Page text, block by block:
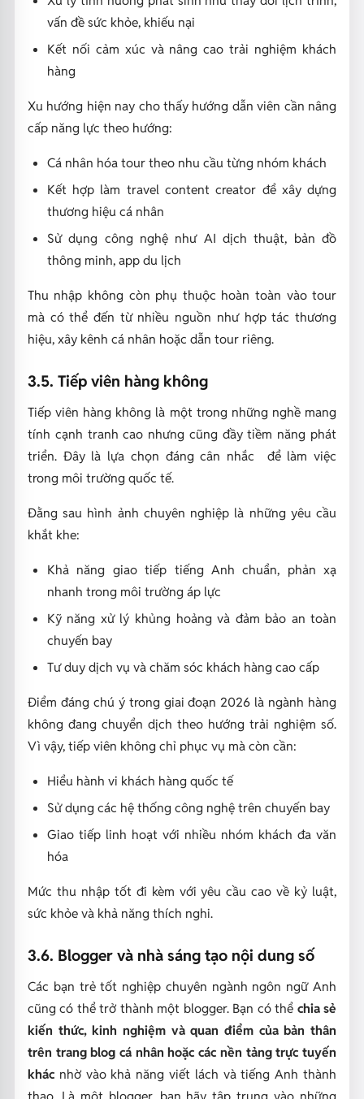
vấn đề sức khỏe, khiếu nại
Kết nối cảm xúc và nâng cao trải nghiệm khách
hàng
Xu hướng hiện nay cho thấy hướng dẫn viên cần nâng
cấp năng lực theo hướng:
Cá nhân hóa tour theo nhu cầu từng nhóm khách
Kết hợp làm travel content creator để xây dựng
thương hiệu cá nhân
Sử dụng công nghệ như AI dịch thuật, bản đồ
thông minh, app du lịch
Thu nhập không còn phụ thuộc hoàn toàn vào tour
mà có thể đến từ nhiều nguồn như hợp tác thương
hiệu, xây kênh cá nhân hoặc dẫn tour riêng.
3.5. Tiếp viên hàng không
Tiếp viên hàng không là một trong những nghề mang
tính cạnh tranh cao nhưng cũng đầy tiềm năng phát
triển. Đây là lựa chọn đáng cân nhắc để làm việc
trong môi trường quốc tế.
Đằng sau hình ảnh chuyên nghiệp là những yêu cầu
khắt khe:
Khả năng giao tiếp tiếng Anh chuẩn, phản xạ
nhanh trong môi trường áp lực
Kỹ năng xử lý khủng hoảng và đảm bảo an toàn
chuyến bay
Tư duy dịch vụ và chăm sóc khách hàng cao cấp
Điểm đáng chú ý trong giai đoạn 2026 là ngành hàng
không đang chuyển dịch theo hướng trải nghiệm số.
Vì vậy, tiếp viên không chỉ phục vụ mà còn cần:
Hiểu hành vi khách hàng quốc tế
Sử dụng các hệ thống công nghệ trên chuyến bay
Giao tiếp linh hoạt với nhiều nhóm khách đa văn
hóa
Mức thu nhập tốt đi kèm với yêu cầu cao về kỷ luật,
sức khỏe và khả năng thích nghi.
3.6. Blogger và nhà sáng tạo nội dung số
Các bạn trẻ tốt nghiệp chuyên ngành ngôn ngữ Anh
cũng có thể trở thành một blogger. Bạn có thể chia sẻ
kiến thức, kinh nghiệm và quan điểm của bản thân
trên trang blog cá nhân hoặc các nền tảng trực tuyến
khácnhờ vào khả năng viết lách và tiếng Anh thành
thạo. Là một blogger, bạn hãy tập trung vào những